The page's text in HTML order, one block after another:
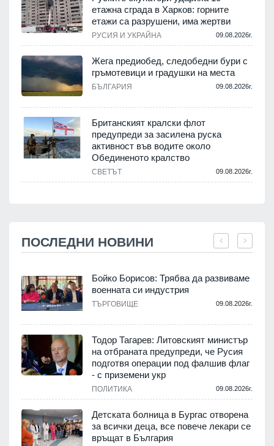
етажна сграда в Харков: горните
етажи са разрушени, има жертви
РУСИЯ И УКРАЙНА 09.08.2026г.
Жега предиобед, следобедни бури с
гръмотевици и градушки на места
БЪЛГАРИЯ 09.08.2026г.
Британският кралски флот
предупреди за засилена руска
активност във водите около
Обединеното кралство
СВЕТЪТ 09.08.2026г.
ПОСЛЕДНИ НОВИНИ
Бойко Борисов: Трябва да развиваме
военната си индустрия
ТЪРГОВИЩЕ 09.08.2026г.
Тодор Тагарев: Литовският министър
на отбраната предупреди, че Русия
подготвя операции под фалшив флаг
- с приземени укр
ПОЛИТИКА 09.08.2026г.
Детската болница в Бургас отворена
за всички деца, все повече лекари се
връщат в България